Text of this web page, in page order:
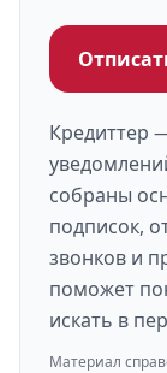
Кредиттер
собраны
подписок,
звонков и
поможет
искать в
Материал